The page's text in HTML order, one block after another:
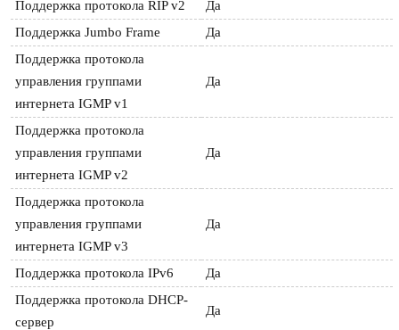
Поддержка протокола RIP v2
Да
Поддержка Jumbo Frame
Да
Поддержка протокола
управления группами
интернета IGMP v1
Да
Поддержка протокола
управления группами
интернета IGMP v2
Да
Поддержка протокола
управления группами
интернета IGMP v3
Да
Поддержка протокола IPv6
Да
Поддержка протокола DHCP-
сервер
Да